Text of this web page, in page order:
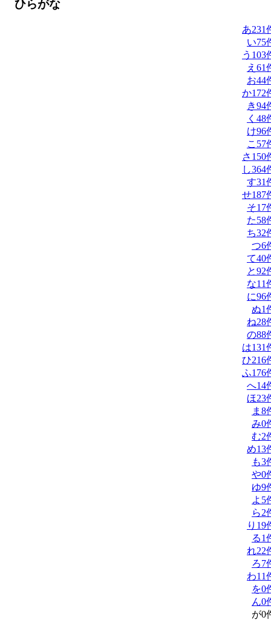
ひらがな
あ231
い75
う 103
え 61
お44
か172
き94
く 48
け96
こ 57
さ 150
し364
す31
せ187
そ17
た58
ち32
つ6
て40
と92
な11
に96
ぬ1
ね28
の88
は131
ひ216
ふ176
へ14
ほ23
ま 8
み0
む2
め13
も3
や0
ゆ9
よ 5
ら2
り 19
る1
れ22
ろ7
わ11
を0
ん0
が0